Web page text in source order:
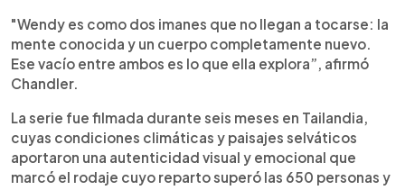
"Wendy es como dos imanes que no llegan a tocarse: la
mente conocida y un cuerpo completamente nuevo.
Ese vacío entre ambos es lo que ella explora”, afirmó
Chandler.
La serie fue filmada durante seis meses en Tailandia,
cuyas condiciones climáticas y paisajes selváticos
aportaron una autenticidad visual y emocional que
marcó el rodaje cuyo reparto superó las 650 personas y